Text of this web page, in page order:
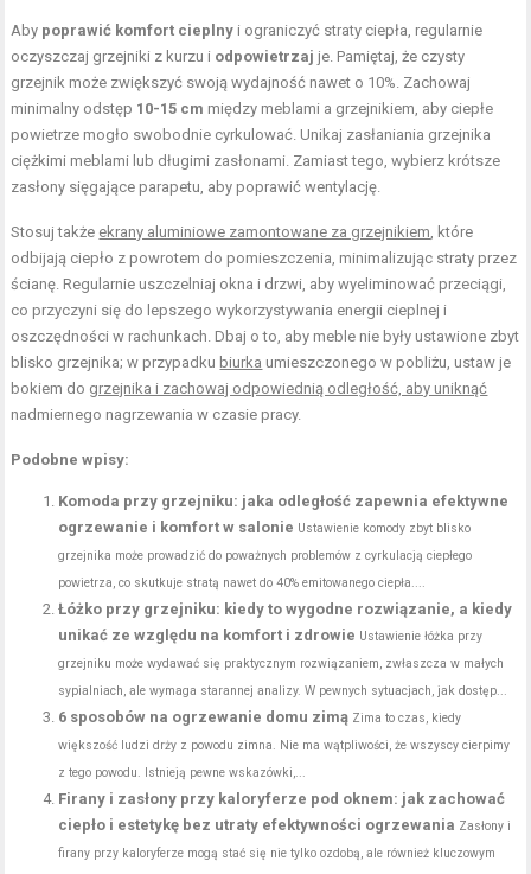
Aby poprawić komfort cieplny i ograniczyć straty ciepła, regularnie
oczyszczaj grzejniki z kurzu i odpowietrzaj je. Pamiętaj, że czysty
grzejnik może zwiększyć swoją wydajność nawet o 10%. Zachowaj
minimalny odstęp 10-15 cm między meblami a grzejnikiem, aby ciepłe
powietrze mogło swobodnie cyrkulować. Unikaj zasłaniania grzejnika
ciężkimi meblami lub długimi zasłonami. Zamiast tego, wybierz krótsze
zasłony sięgające parapetu, aby poprawić wentylację.
Stosuj także ekrany aluminiowe zamontowane za grzejnikiem, które
odbijają ciepło z powrotem do pomieszczenia, minimalizując straty przez
ścianę. Regularnie uszczelniaj okna i drzwi, aby wyeliminować przeciągi,
co przyczyni się do lepszego wykorzystywania energii cieplnej i
oszczędności w rachunkach. Dbaj o to, aby meble nie były ustawione zbyt
blisko grzejnika; w przypadku biurka umieszczonego w pobliżu, ustaw je
bokiem do grzejnika i zachowaj odpowiednią odległość, aby uniknąć
nadmiernego nagrzewania w czasie pracy.
Podobne wpisy:
Komoda przy grzejniku: jaka odległość zapewnia efektywne
ogrzewanie i komfort w salonie Ustawienie komody zbyt blisko
grzejnika może prowadzić do poważnych problemów z cyrkulacją ciepłego
powietrza, co skutkuje stratą nawet do 40% emitowanego ciepła....
Łóżko przy grzejniku: kiedy to wygodne rozwiązanie, a kiedy
unikać ze względu na komfort i zdrowie Ustawienie łóżka przy
grzejniku może wydawać się praktycznym rozwiązaniem, zwłaszcza w małych
sypialniach, ale wymaga starannej analizy. W pewnych sytuacjach, jak dostęp...
6 sposobów na ogrzewanie domu zimą Zima to czas, kiedy
większość ludzi drży z powodu zimna. Nie ma wątpliwości, że wszyscy cierpimy
z tego powodu. Istnieją pewne wskazówki,...
Firany i zasłony przy kaloryferze pod oknem: jak zachować
ciepło i estetykę bez utraty efektywności ogrzewania Zasłony i
firany przy kaloryferze mogą stać się nie tylko ozdobą, ale również kluczowym